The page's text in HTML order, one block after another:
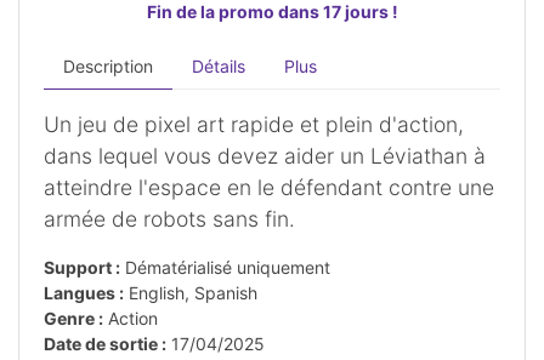
Fin de la promo dans 17 jours !
Description Détails Plus
Un jeu de pixel art rapide et plein d'action,
dans lequel vous devez aider un Léviathan à
atteindre l'espace en le défendant contre une
armée de robots sans fin.
Support : Dématérialisé uniquement
Langues : English, Spanish
Genre : Action
Date de sortie : 17/04/2025